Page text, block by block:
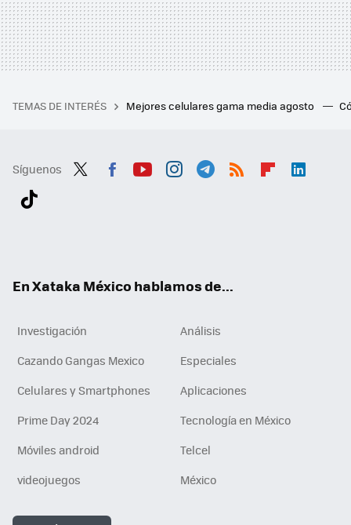
TEMAS DE INTERÉS Mejores celulares gama media agosto
Síguenos
En Xataka México hablamos de...
Investigación
Análisis
Cazando Gangas Mexico
Especiales
Celulares y Smartphones
Aplicaciones
Prime Day 2024
Tecnología en México
Móviles android
Telcel
videojuegos
México